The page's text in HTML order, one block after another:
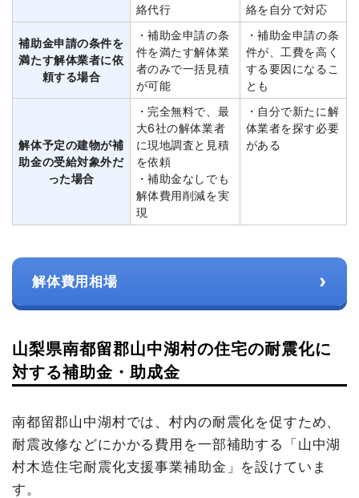
絡代行
絡を自分で対応
補助金申請の条件を
満たす解体業者に依
頼する場合
・補助金申請の条
件を満たす解体業
者のみで一括見積
が可能
・補助金申請の条
件が、工費を高く
する要因になるこ
とも
解体予定の建物が補
助金の受給対象外だ
った場合
・完全無料で、最
大6社の解体業者
に現地調査と見積
を依頼
・補助金なしでも
解体費用削減を実
現
・自分で新たに解
体業者を探す必要
がある
解体費用相場 ›
山梨県南都留郡山中湖村の住宅の耐震化に
対する補助金・助成金
南都留郡山中湖村では、村内の耐震化を促すため、
耐震改修などにかかる費用を一部補助する「山中湖
村木造住宅耐震化支援事業補助金」を設けていま
す。